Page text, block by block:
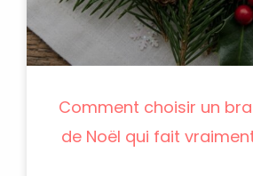
Comment choisir un
de Noël qui fait